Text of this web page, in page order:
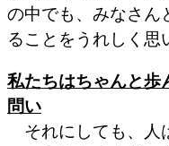
の中でも、みなさん
ることをうれしく思
私たちはちゃんと歩
問い
それにしても、人